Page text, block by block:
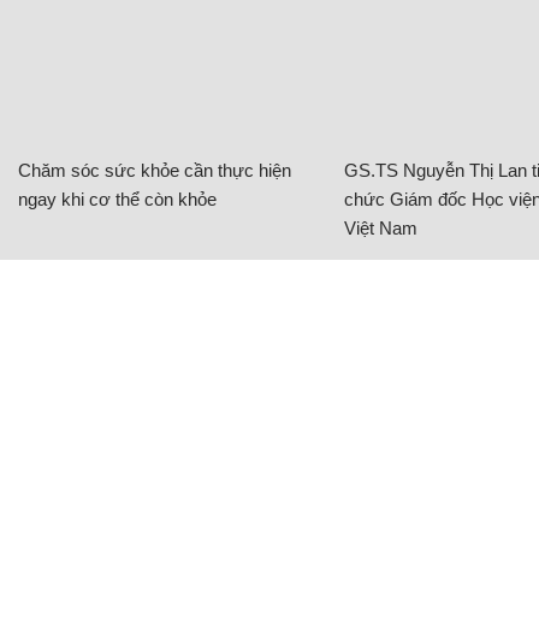
Chăm sóc sức khỏe cần thực hiện
ngay khi cơ thể còn khỏe
GS.TS Nguyễn Thị Lan
chức Giám đốc Học
Việt Nam